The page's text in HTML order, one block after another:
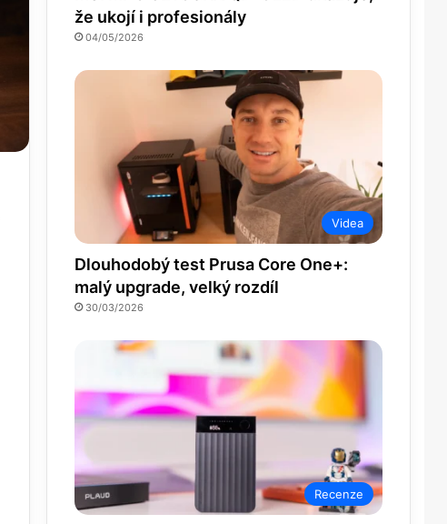
že ukojí i profesionály
04/05/2026
Videa
Dlouhodobý test Prusa Core One+:
malý upgrade, velký rozdíl
30/03/2026
Recenze